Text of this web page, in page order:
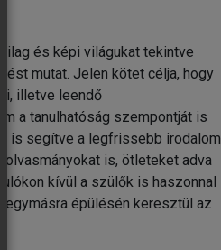
és képi világukat tekintve
mutat. Jelen kötet célja, hogy
illetve leendő
a tanulhatóság szempontját is
is segítve a legfrissebb irodalom
is, ötleteket adva
kívül a szülők is haszonnal
épülésén keresztül az